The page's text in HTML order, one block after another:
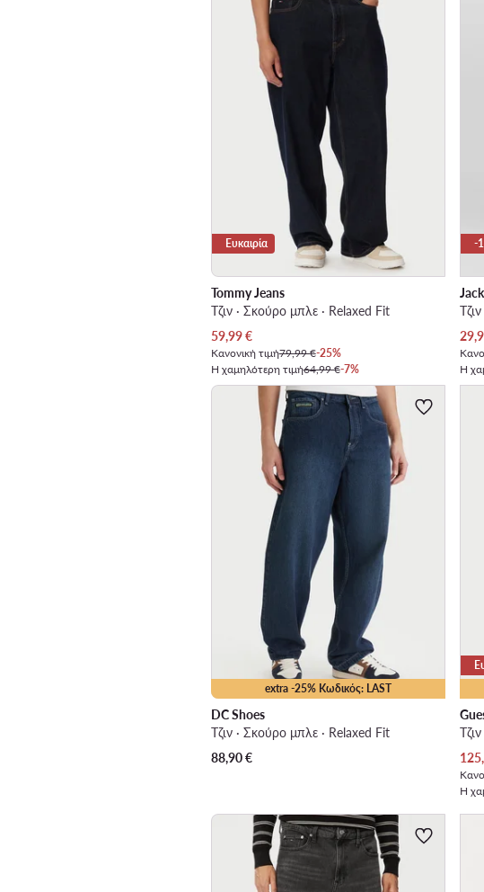
Ευκαιρία
Tommy Jeans
Τζιν · Σκούρο μπλε · Relaxed Fit
Τρέχουσα τιμή
59,99€
Κανονική τιμή79,99 €-25%
Η χαμηλότερη τιμή64,99 €-7%
-
Η
extra -25% Κωδικός: LAST
DC Shoes
Τζιν · Σκούρο μπλε · Relaxed Fit
88,90€
Η